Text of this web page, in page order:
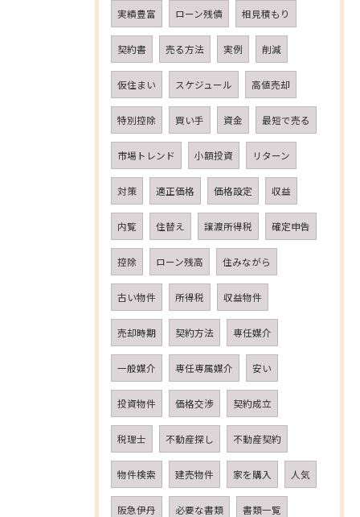
実績豊富 ローン残債 相見積もり
契約書 売る方法 実例 削減
仮住まい スケジュール 高値売却
特別控除 買い手 資金 最短で売る
市場トレンド 小額投資 リターン
対策 適正価格 価格設定 収益
内覧 住替え 譲渡所得税 確定申告
控除 ローン残高 住みながら
古い物件 所得税 収益物件
売却時期 契約方法 専任媒介
一般媒介 専任専属媒介 安い
投資物件 価格交渉 契約成立
税理士 不動産探し 不動産契約
物件検索 建売物件 家を購入 人気
阪急伊丹 必要な書類 書類一覧